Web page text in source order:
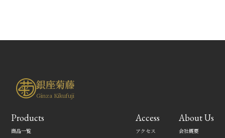
銀座菊藤
Ginza Kikufuji
Products
商品一覧
Access
アクセス
About Us
会社概要